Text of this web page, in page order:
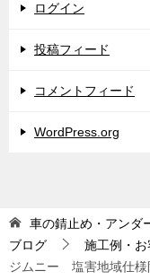
ログイン
投稿フィード
コメントフィード
WordPress.org
車の錆止め・アンダ
ブログ
施工例・
ジムニー 塩害地域仕様